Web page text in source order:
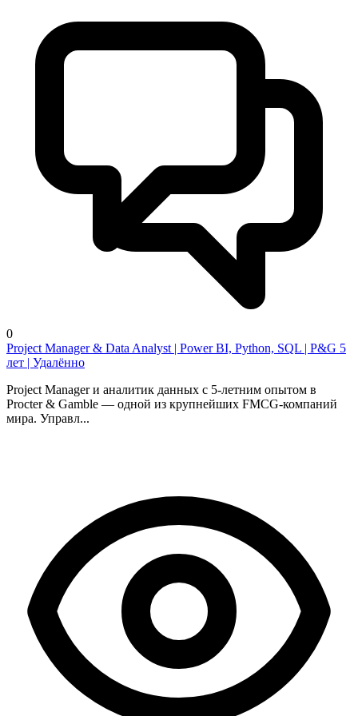
0
Project Manager & Data Analyst | Power BI, Python, SQL | P&G 5
лет | Удалённо
Project Manager и аналитик данных с 5-летним опытом в
Procter & Gamble — одной из крупнейших FMCG-компаний
мира. Управл...